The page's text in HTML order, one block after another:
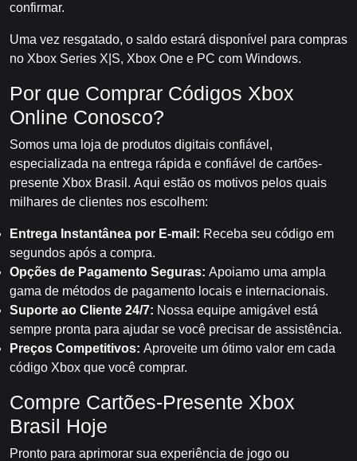
confirmar.
Uma vez resgatado, o saldo estará disponível para compras
no Xbox Series X|S, Xbox One e PC com Windows.
Por que Comprar Códigos Xbox
Online Conosco?
Somos uma loja de produtos digitais confiável,
especializada na entrega rápida e confiável de cartões-
presente Xbox Brasil. Aqui estão os motivos pelos quais
milhares de clientes nos escolhem:
Entrega Instantânea por E-mail: Receba seu código em
segundos após a compra.
Opções de Pagamento Seguras: Apoiamo uma ampla
gama de métodos de pagamento locais e internacionais.
Suporte ao Cliente 24/7: Nossa equipe amigável está
sempre pronta para ajudar se você precisar de assistência.
Preços Competitivos: Aproveite um ótimo valor em cada
código Xbox que você comprar.
Compre Cartões-Presente Xbox
Brasil Hoje
Pronto para aprimorar sua experiência de jogo ou